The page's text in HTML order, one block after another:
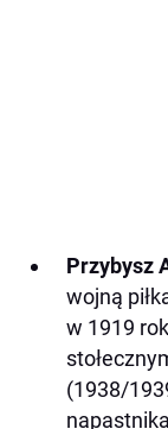
Przybysz
wojną
w 1919
(1938/